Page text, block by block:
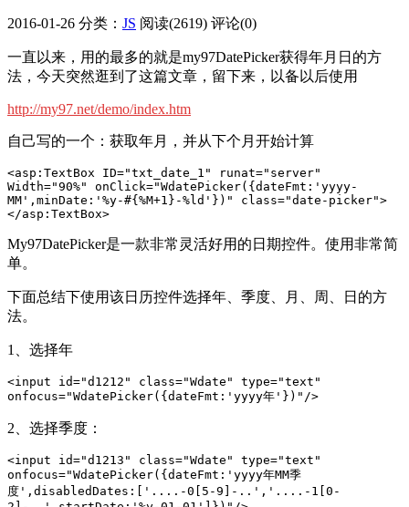
2016-01-26 分类： JS 阅读(2619) 评论(0)
一直以来，用的最多的就是my97DatePicker获得年月日的方
法，今天突然逛到了这篇文章，留下来，以备以后使用
http://my97.net/demo/index.htm
自己写的一个：获取年月，并从下个月开始计算
<asp:TextBox ID="txt_date_1" runat="server"
Width="90%" onClick="WdatePicker({dateFmt:'yyyy-
MM',minDate:'%y-#{%M+1}-%ld'})" class="date-picker">
</asp:TextBox>
My97DatePicker是一款非常灵活好用的日期控件。使用非常简
单。
下面总结下使用该日历控件选择年、季度、月、周、日的方
法。
1、选择年
<input id="d1212" class="Wdate" type="text"
οnfοcus="WdatePicker({dateFmt:'yyyy年'})"/>
2、选择季度：
<input id="d1213" class="Wdate" type="text"
οnfοcus="WdatePicker({dateFmt:'yyyy年MM季
度',disabledDates:['....-0[5-9]-..','....-1[0-